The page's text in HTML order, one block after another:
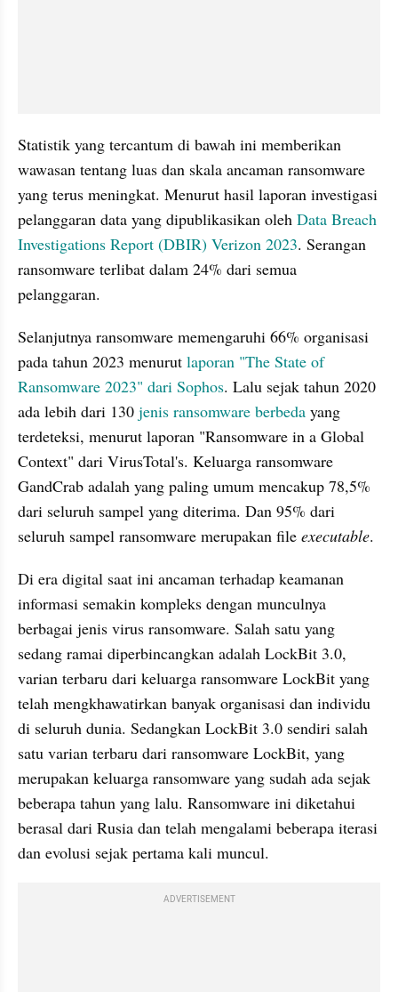
Statistik yang tercantum di bawah ini memberikan
wawasan tentang luas dan skala ancaman ransomware
yang terus meningkat. Menurut hasil laporan investigasi
pelanggaran data yang dipublikasikan oleh Data Breach
Investigations Report (DBIR) Verizon 2023. Serangan
ransomware terlibat dalam 24% dari semua
pelanggaran.
Selanjutnya ransomware memengaruhi 66% organisasi
pada tahun 2023 menurut laporan "The State of
Ransomware 2023" dari Sophos. Lalu sejak tahun 2020
ada lebih dari 130 jenis ransomware berbeda yang
terdeteksi, menurut laporan "Ransomware in a Global
Context" dari VirusTotal's. Keluarga ransomware
GandCrab adalah yang paling umum mencakup 78,5%
dari seluruh sampel yang diterima. Dan 95% dari
seluruh sampel ransomware merupakan file executable.
Di era digital saat ini ancaman terhadap keamanan
informasi semakin kompleks dengan munculnya
berbagai jenis virus ransomware. Salah satu yang
sedang ramai diperbincangkan adalah LockBit 3.0,
varian terbaru dari keluarga ransomware LockBit yang
telah mengkhawatirkan banyak organisasi dan individu
di seluruh dunia. Sedangkan LockBit 3.0 sendiri salah
satu varian terbaru dari ransomware LockBit, yang
merupakan keluarga ransomware yang sudah ada sejak
beberapa tahun yang lalu. Ransomware ini diketahui
berasal dari Rusia dan telah mengalami beberapa iterasi
dan evolusi sejak pertama kali muncul.
ADVERTISEMENT